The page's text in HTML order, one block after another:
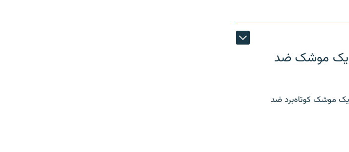
یک موشک ضد
یک موشک کوتاه‌برد ضد